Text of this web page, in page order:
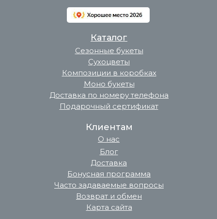
Каталог
Сезонные букеты
О нас
Доставка
Часто задаваемые вопросы
Сухоцветы
Композиции в коробках
Блог
Клиентам
Доставка по номеру телефона
Подарочный сертификат
Моно букеты
Бонусная программа
Карта сайта
Возврат и обмен